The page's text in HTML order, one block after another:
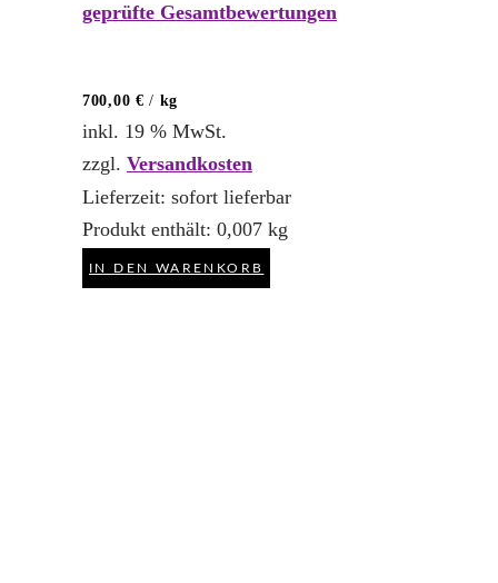
5.00
geprüfte Gesamtbewertungen
700,00 € / kg
inkl. 19 % MwSt.
zzgl. Versandkosten
Lieferzeit: sofort lieferbar
Produkt enthält: 0,007 kg
IN DEN WARENKORB